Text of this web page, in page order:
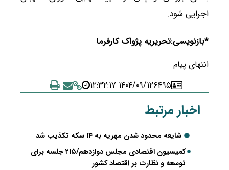
اجرایی شود.
*بازنویسی:تحریریه پژواک کارفرما
انتهای پیام
۶۴۹۵۱۴۰۴/۰۹/۱۲ ۱۲:۳۲:۱۷
اخبار مرتبط
شایعه محدود شدن مهریه به ۱۴ سکه تکذیب شد
کمیسیون اقتصادی مجلس دوازدهم/۲۱۵ جلسه برای
توسعه و نظارت بر اقتصاد کشور